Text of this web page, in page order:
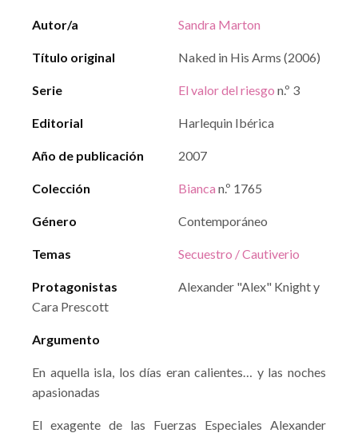
Autor/a Sandra Marton
Título original Naked in His Arms (2006)
Serie El valor del riesgo n.º 3
Editorial Harlequin Ibérica
Año de publicación 2007
Colección Bianca n.º 1765
Género Contemporáneo
Temas Secuestro / Cautiverio
Protagonistas
Alexander "Alex" Knight y
Cara Prescott
Argumento
En aquella isla, los días eran calientes… y las noches
apasionadas
El exagente de las Fuerzas Especiales Alexander